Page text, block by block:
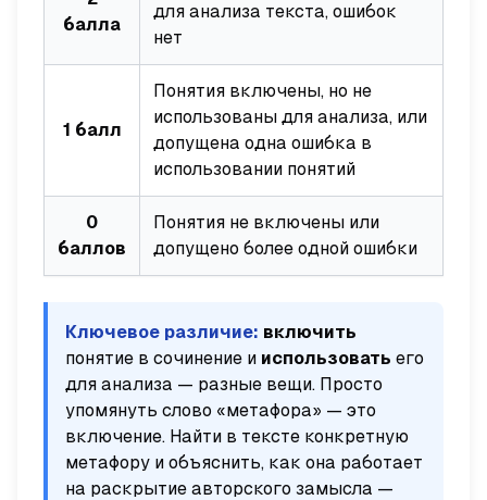
балла
для анализа текста, ошибок
нет
1 балл
Понятия включены, но не
использованы для анализа, или
допущена одна ошибка в
использовании понятий
0
баллов
Понятия не включены или
допущено более одной ошибки
Ключевое различие: включить
понятие в сочинение и использовать его
для анализа — разные вещи. Просто
упомянуть слово «метафора» — это
включение. Найти в тексте конкретную
метафору и объяснить, как она работает
на раскрытие авторского замысла —